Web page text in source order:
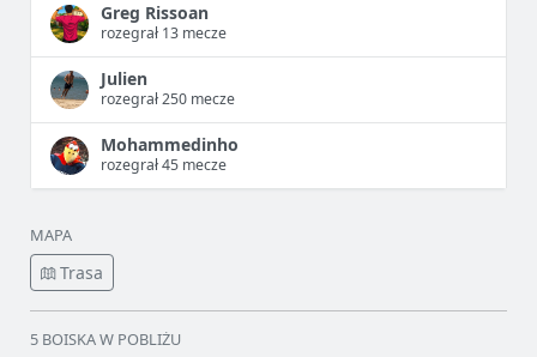
Greg Rissoan
rozegrał 13 mecze
Julien
rozegrał 250 mecze
Mohammedinho
rozegrał 45 mecze
MAPA
Trasa
5 BOISKA W POBLIŻU